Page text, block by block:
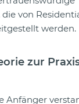
die von
werden.
zur
Anfänger